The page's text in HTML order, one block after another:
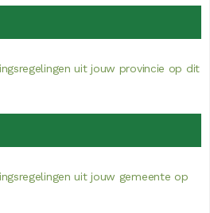
uit jouw provincie op dit
uit jouw gemeente op